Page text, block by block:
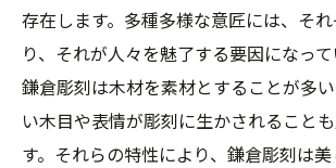
存在します。多種多様な意匠には、そ
り、それが人々を魅了する要因になって
鎌倉彫刻は木材を素材とすることが多
い木目や表情が彫刻に生かされること
す。それらの特性により、鎌倉彫刻は